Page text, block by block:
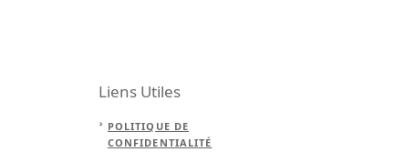
Liens Utiles
POLITIQUE DE
CONFIDENTIALITÉ